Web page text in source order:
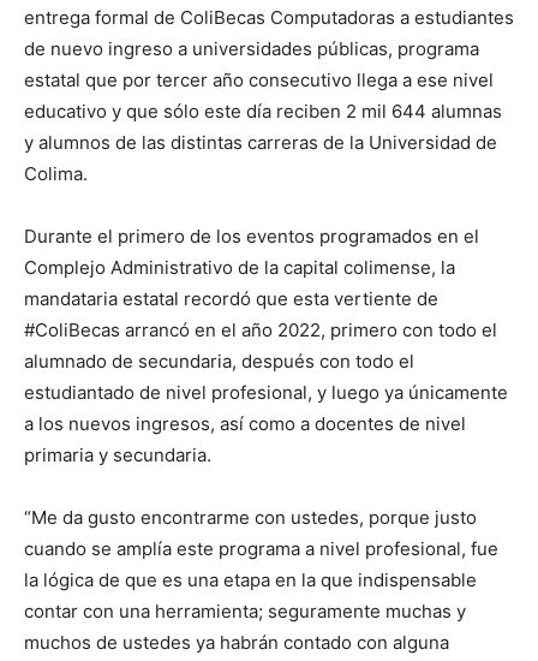
entrega formal de ColiBecas Computadoras a estudiantes
de nuevo ingreso a universidades públicas, programa
estatal que por tercer año consecutivo llega a ese nivel
educativo y que sólo este día reciben 2 mil 644 alumnas
y alumnos de las distintas carreras de la Universidad de
Colima.
Durante el primero de los eventos programados en el
Complejo Administrativo de la capital colimense, la
mandataria estatal recordó que esta vertiente de
#ColiBecas arrancó en el año 2022, primero con todo el
alumnado de secundaria, después con todo el
estudiantado de nivel profesional, y luego ya únicamente
a los nuevos ingresos, así como a docentes de nivel
primaria y secundaria.
“Me da gusto encontrarme con ustedes, porque justo
cuando se amplía este programa a nivel profesional, fue
la lógica de que es una etapa en la que indispensable
contar con una herramienta; seguramente muchas y
muchos de ustedes ya habrán contado con alguna